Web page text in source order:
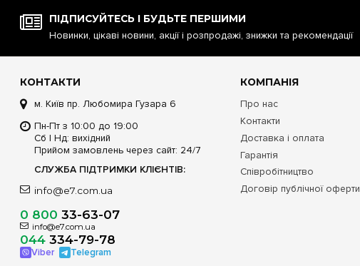
ПІДПИСУЙТЕСЬ І БУДЬТЕ ПЕРШИМИ
Новинки, цікаві новини, акції і розпродажі, знижки та рекомендації
КОНТАКТИ
м. Київ пр. Любомира Гузара 6
Пн-Пт з 10:00 до 19:00
Сб | Нд: вихідний
Прийом замовлень через сайт: 24/7
СЛУЖБА ПІДТРИМКИ КЛІЄНТІВ:
info@e7.com.ua
0 800 33-63-07
info@e7.com.ua
044334-79-78
Viber Telegram
КОМПАНІЯ
Про нас
Контакти
Доставка і оплата
Гарантія
Співробітництво
Договір публічної оферти